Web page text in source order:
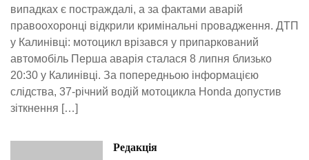
випадках є постраждалі, а за фактами аварій
правоохоронці відкрили кримінальні провадження. ДТП
у Калинівці: мотоцикл врізався у припаркований
автомобіль Перша аварія сталася 8 липня близько
20:30 у Калинівці. За попередньою інформацією
слідства, 37-річний водій мотоцикла Honda допустив
зіткнення […]
Редакція